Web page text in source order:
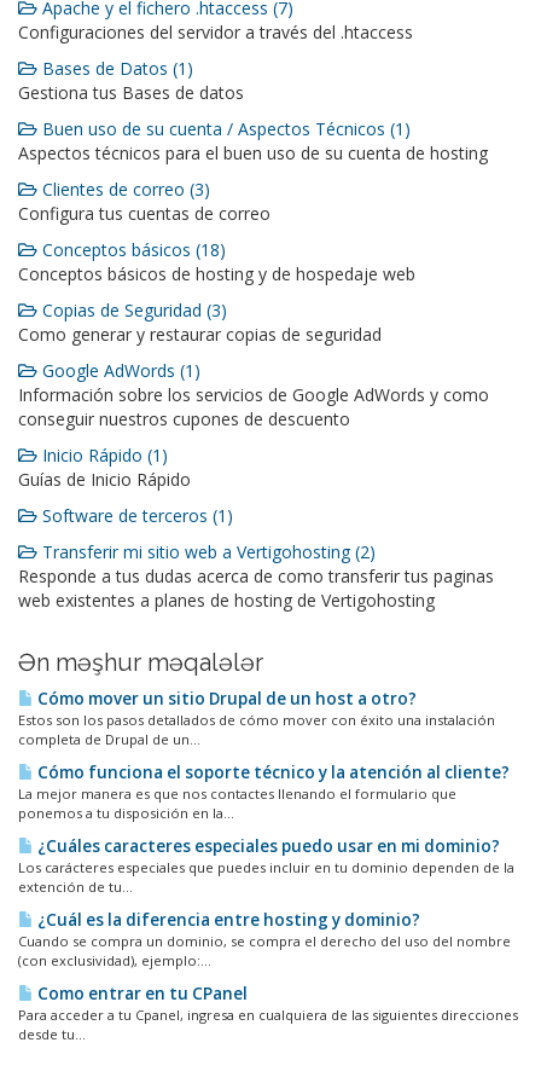
Apache y el fichero .htaccess (7)
Configuraciones del servidor a través del .htaccess
Bases de Datos (1)
Gestiona tus Bases de datos
Buen uso de su cuenta / Aspectos Técnicos (1)
Aspectos técnicos para el buen uso de su cuenta de hosting
Clientes de correo (3)
Configura tus cuentas de correo
Conceptos básicos (18)
Conceptos básicos de hosting y de hospedaje web
Copias de Seguridad (3)
Como generar y restaurar copias de seguridad
Google AdWords (1)
Información sobre los servicios de Google AdWords y como
conseguir nuestros cupones de descuento
Inicio Rápido (1)
Guías de Inicio Rápido
Software de terceros (1)
Transferir mi sitio web a Vertigohosting (2)
Responde a tus dudas acerca de como transferir tus paginas
web existentes a planes de hosting de Vertigohosting
Ən məşhur məqalələr
Cómo mover un sitio Drupal de un host a otro?
Estos son los pasos detallados de cómo mover con éxito una instalación
completa de Drupal de un...
Cómo funciona el soporte técnico y la atención al cliente?
La mejor manera es que nos contactes llenando el formulario que
ponemos a tu disposición en la...
¿Cuáles caracteres especiales puedo usar en mi dominio?
Los carácteres especiales que puedes incluir en tu dominio dependen de la
extención de tu...
¿Cuál es la diferencia entre hosting y dominio?
Cuando se compra un dominio, se compra el derecho del uso del nombre
(con exclusividad), ejemplo:...
Como entrar en tu CPanel
Para acceder a tu Cpanel, ingresa en cualquiera de las siguientes direcciones
desde tu...